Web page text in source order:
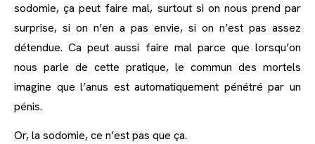
sodomie, ça peut faire mal, surtout si on nous prend par
surprise, si on n’en a pas envie, si on n’est pas assez
détendue. Ca peut aussi faire mal parce que lorsqu’on
nous parle de cette pratique, le commun des mortels
imagine que l’anus est automatiquement pénétré par un
pénis.
Or, la sodomie, ce n’est pas que ça.